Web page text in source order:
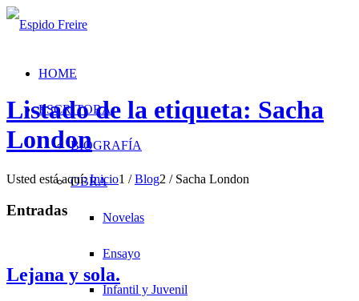
HOME
ESCRITORA
BIOGRAFÍA
OBRA
Novelas
Ensayo
Infantil y Juvenil
Listado de la etiqueta: Sacha
London
Usted está aquí: Inicio1 / Blog2 / Sacha London
Entradas
Lejana y sola.